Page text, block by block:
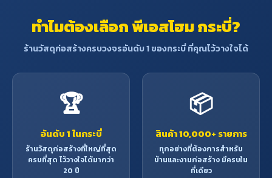
ทำไมต้องเลือก พีเอสโฮม กระบี่?
ร้านวัสดุก่อสร้างครบวงจรอันดับ 1 ของกระบี่ ที่คุณไว้วางใจได้
🏆
อันดับ 1 ในกระบี่
ร้านวัสดุก่อสร้างที่ใหญ่ที่สุด
ครบที่สุด ไว้วางใจได้มากว่า
20 ปี
📦
สินค้า 10,000+ รายการ
ทุกอย่างที่ต้องการสำหรับ
บ้านและงานก่อสร้าง มีครบใน
ที่เดียว